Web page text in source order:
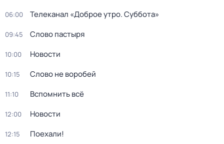
06:00 Телеканал «Доброе утро. Суббота»
09:45 Слово пастыря
10:00 Новости
10:15 Слово не воробей
11:10 Вспомнить всё
12:00 Новости
12:15 Поехали!